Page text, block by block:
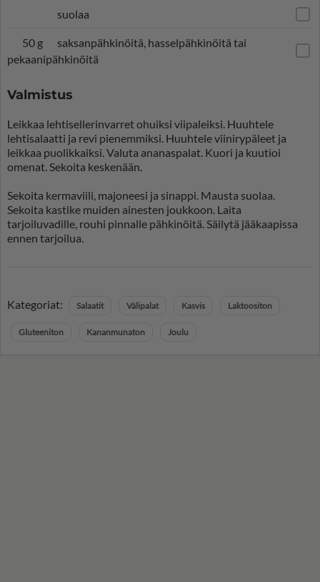
suolaa
50 g
saksanpähkinöitä, hasselpähkinöitä tai
pekaanipähkinöitä
Valmistus
Leikkaa lehtisellerinvarret ohuiksi viipaleiksi. Huuhtele
lehtisalaatti ja revi pienemmiksi. Huuhtele viinirypäleet ja
leikkaa puolikkaiksi. Valuta ananaspalat. Kuori ja kuutioi
omenat. Sekoita keskenään.
Sekoita kermaviili, majoneesi ja sinappi. Mausta suolaa.
Sekoita kastike muiden ainesten joukkoon. Laita
tarjoiluvadille, rouhi pinnalle pähkinöitä. Säilytä jääkaapissa
ennen tarjoilua.
Kategoriat: Salaatit Välipalat Kasvis Laktoositon
Gluteeniton Kananmunaton Joulu